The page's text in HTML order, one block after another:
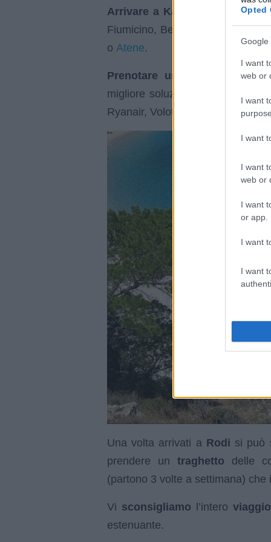
Opted
Google
I want
web or
I want
I want
I want
web or
I want
or app.
I want
I want
Arrivare a Karpathos in aereo
Fiumicino, Bergamo, Milano e
o Atene.
Prenotare un volo per Rodi
migliore soluzione in quanto ci
Ryanair, Volotea, Vueling ed
Una volta arrivati a Rodi si può
prendere un traghetto delle
(partono 3 volte a settimana)
Vi sconsigliamo l’intero
estenuante.